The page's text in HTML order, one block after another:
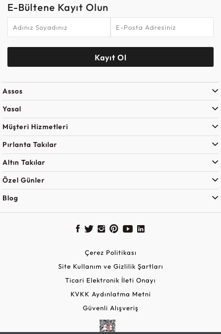
E-Bültene Kayıt Olun
Kayıt Ol
Assos
Yasal
Müşteri Hizmetleri
Pırlanta Takılar
Altın Takılar
Özel Günler
Blog
Çerez Politikası
Site Kullanım ve Gizlilik Şartları
Ticari Elektronik İleti Onayı
KVKK Aydınlatma Metni
Güvenli Alışveriş